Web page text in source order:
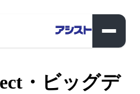
・ビッグデ